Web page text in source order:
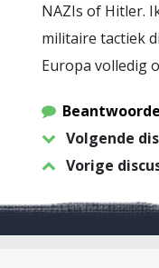
NAZIs of Hitler.
militaire tactiek
Europa volledig
Volgende
Vorige